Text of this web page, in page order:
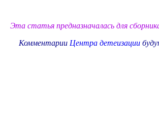
Эта статья предназначалась для
Комментарии Центра детеизации